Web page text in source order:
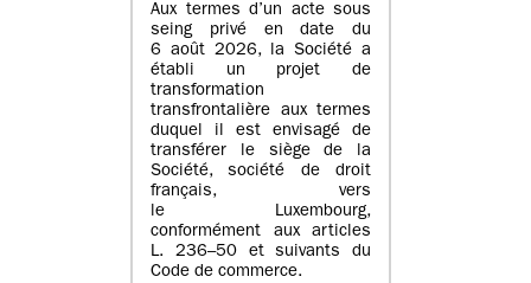
Aux termes d’un acte sous
seing privé en date du
6 août 2026, la Société a
établi un projet de
transformation
transfrontalière aux termes
duquel il est envisagé de
transférer le siège de la
Société, société de droit
français, vers
le Luxembourg,
conformément aux articles
L. 236–50 et suivants du
Code de commerce.